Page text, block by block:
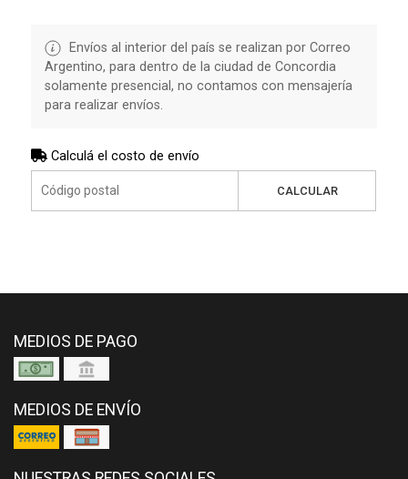
Envíos al interior del país se realizan por Correo
Argentino, para dentro de la ciudad de Concordia
solamente presencial, no contamos con mensajería
para realizar envíos.
Calculá el costo de envío
CALCULAR
MEDIOS DE PAGO
MEDIOS DE ENVÍO